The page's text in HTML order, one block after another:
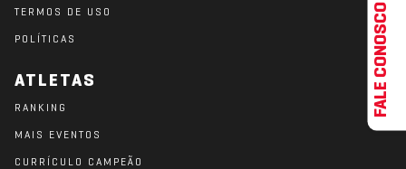
TERMOS DE USO
POLÍTICAS
ATLETAS
RANKING
MAIS EVENTOS
CURRÍCULO CAMPEÃO
FALE CONOSCO